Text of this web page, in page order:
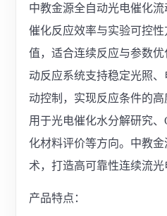
中教金源全自动光电催化
催化反应效率与实验可控
值，适合连续反应与参数
动反应系统支持稳定光照
动控制，实现反应条件的
用于光电催化水分解研究
化材料评价等方向。中教
术，打造高可靠性连续流光
产品特点：